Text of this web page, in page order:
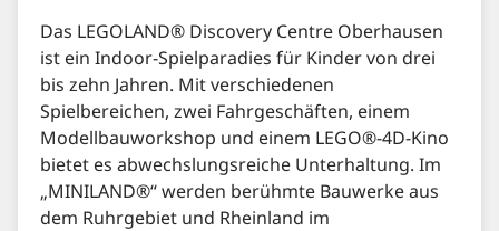
Das LEGOLAND® Discovery Centre Oberhausen
ist ein Indoor-Spielparadies für Kinder von drei
bis zehn Jahren. Mit verschiedenen
Spielbereichen, zwei Fahrgeschäften, einem
Modellbauworkshop und einem LEGO®-4D-Kino
bietet es abwechslungsreiche Unterhaltung. Im
„MINILAND®“ werden berühmte Bauwerke aus
dem Ruhrgebiet und Rheinland im